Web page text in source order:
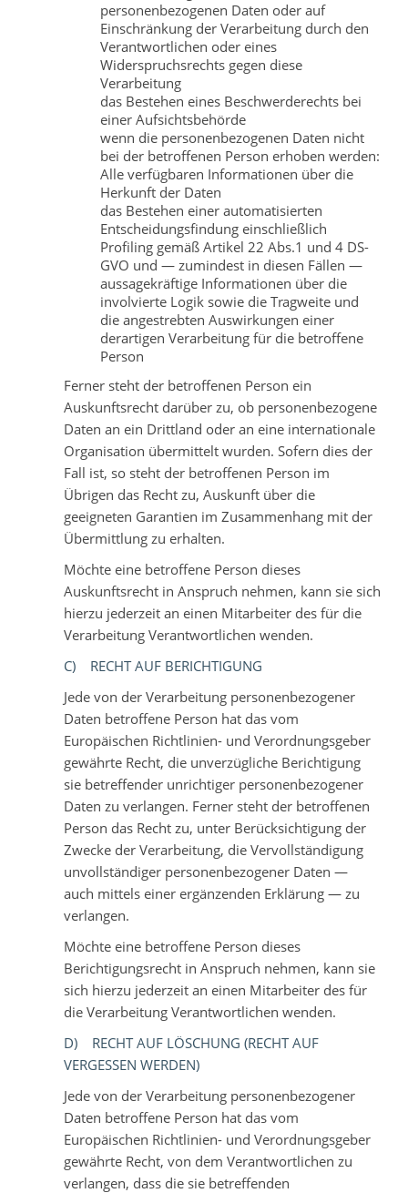
personenbezogenen Daten oder auf
Einschränkung der Verarbeitung durch den
Verantwortlichen oder eines
Widerspruchsrechts gegen diese
Verarbeitung
das Bestehen eines Beschwerderechts bei
einer Aufsichtsbehörde
wenn die personenbezogenen Daten nicht
bei der betroffenen Person erhoben werden:
Alle verfügbaren Informationen über die
Herkunft der Daten
das Bestehen einer automatisierten
Entscheidungsfindung einschließlich
Profiling gemäß Artikel 22 Abs.1 und 4 DS-
GVO und — zumindest in diesen Fällen —
aussagekräftige Informationen über die
involvierte Logik sowie die Tragweite und
die angestrebten Auswirkungen einer
derartigen Verarbeitung für die betroffene
Person
Ferner steht der betroffenen Person ein
Auskunftsrecht darüber zu, ob personenbezogene
Daten an ein Drittland oder an eine internationale
Organisation übermittelt wurden. Sofern dies der
Fall ist, so steht der betroffenen Person im
Übrigen das Recht zu, Auskunft über die
geeigneten Garantien im Zusammenhang mit der
Übermittlung zu erhalten.
Möchte eine betroffene Person dieses
Auskunftsrecht in Anspruch nehmen, kann sie sich
hierzu jederzeit an einen Mitarbeiter des für die
Verarbeitung Verantwortlichen wenden.
C) RECHT AUF BERICHTIGUNG
Jede von der Verarbeitung personenbezogener
Daten betroffene Person hat das vom
Europäischen Richtlinien- und Verordnungsgeber
gewährte Recht, die unverzügliche Berichtigung
sie betreffender unrichtiger personenbezogener
Daten zu verlangen. Ferner steht der betroffenen
Person das Recht zu, unter Berücksichtigung der
Zwecke der Verarbeitung, die Vervollständigung
unvollständiger personenbezogener Daten —
auch mittels einer ergänzenden Erklärung — zu
verlangen.
Möchte eine betroffene Person dieses
Berichtigungsrecht in Anspruch nehmen, kann sie
sich hierzu jederzeit an einen Mitarbeiter des für
die Verarbeitung Verantwortlichen wenden.
D) RECHT AUF LÖSCHUNG (RECHT AUF
VERGESSEN WERDEN)
Jede von der Verarbeitung personenbezogener
Daten betroffene Person hat das vom
Europäischen Richtlinien- und Verordnungsgeber
gewährte Recht, von dem Verantwortlichen zu
verlangen, dass die sie betreffenden